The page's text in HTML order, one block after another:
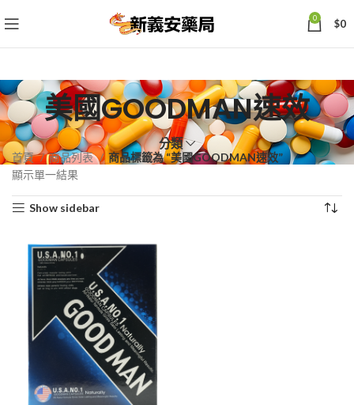
0 $0
美國GOODMAN速效
分類
首頁 商品列表
商品標籤為 “美國GOODMAN速效”
顯示單一結果
Show sidebar